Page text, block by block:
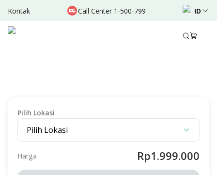
Kontak Call Center 1-500-799 ID
Pilih Lokasi
Pilih Lokasi
Harga Rp1.999.000
Deskripsi Detail PaketSyarat & Ketentuan